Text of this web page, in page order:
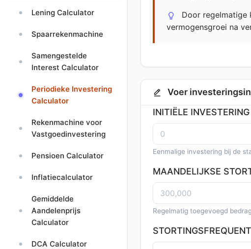
Lening Calculator
Spaarrekenmachine
Samengestelde
Interest Calculator
Periodieke Investering
Calculator
Rekenmachine voor
Vastgoedinvestering
Pensioen Calculator
Inflatiecalculator
Gemiddelde
Aandelenprijs
Calculator
DCA Calculator
Door regelmatige
vermogensgroei na
Voer
INITIËLE
Eenmalige investering bij de
MAANDELIJKSE
Regelmatig toegevoegd